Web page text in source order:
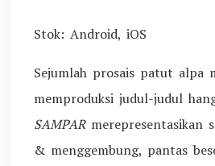
Stok: Android, iOS
Sejumlah prosais patut alpa
memproduksi judul-judul
SAMPAR merepresentasikan
& menggembung, pantas